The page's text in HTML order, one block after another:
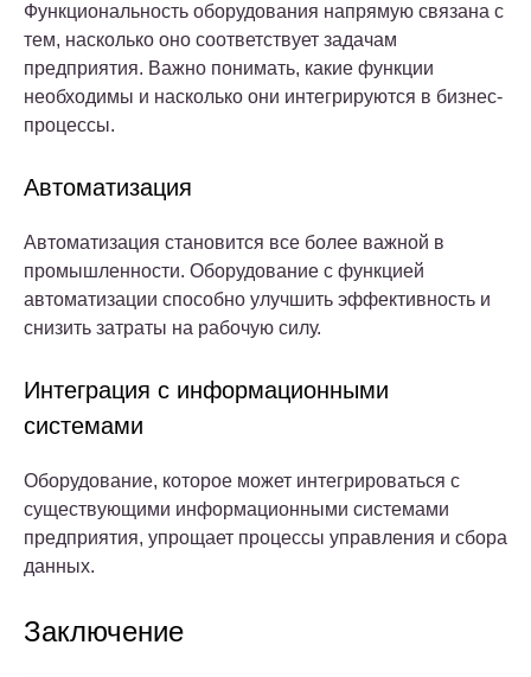
Функциональность оборудования напрямую связана с
тем, насколько оно соответствует задачам
предприятия. Важно понимать, какие функции
необходимы и насколько они интегрируются в бизнес-
процессы.
Автоматизация
Автоматизация становится все более важной в
промышленности. Оборудование с функцией
автоматизации способно улучшить эффективность и
снизить затраты на рабочую силу.
Интеграция с информационными
системами
Оборудование, которое может интегрироваться с
существующими информационными системами
предприятия, упрощает процессы управления и сбора
данных.
Заключение